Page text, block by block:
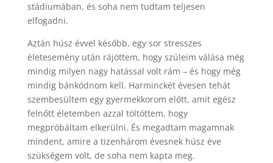
stádiumában, és soha nem tudtam teljesen
elfogadni.
Aztán húsz évvel később, egy sor stresszes
életesemény után rájöttem, hogy szüleim válása még
mindig milyen nagy hatással volt rám – és hogy még
mindig bánkódnom kell. Harminckét évesen tehát
szembesültem egy gyermekkorom előtt, amit egész
felnőtt életemben azzal töltöttem, hogy
megpróbáltam elkerülni. És megadtam magamnak
mindent, amire a tizenhárom évesnek húsz éve
szükségem volt, de soha nem kapta meg.